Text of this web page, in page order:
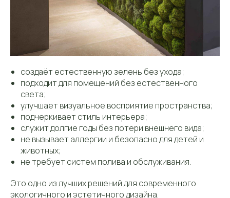
создаёт естественную зелень без ухода;
подходит для помещений без естественного
света;
улучшает визуальное восприятие пространства;
подчеркивает стиль интерьера;
служит долгие годы без потери внешнего вида;
не вызывает аллергии и безопасно для детей и
животных;
не требует систем полива и обслуживания.
Это одно из лучших решений для современного
экологичного и эстетичного дизайна.